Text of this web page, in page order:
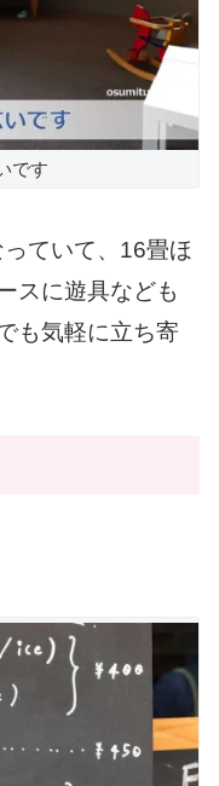
です
っていて、16畳ほ
スに遊具なども
も気軽に立ち寄